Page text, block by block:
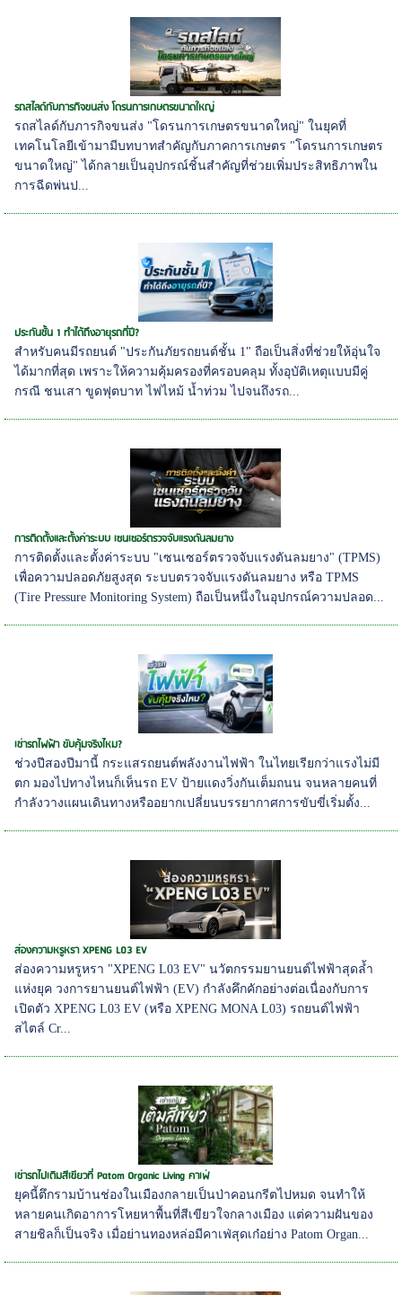
รถสไลด์กับภารกิจขนส่ง โดรนการเกษตรขนาดใหญ่
รถสไลด์กับภารกิจขนส่ง "โดรนการเกษตรขนาดใหญ่" ในยุคที่
เทคโนโลยีเข้ามามีบทบาทสำคัญกับภาคการเกษตร "โดรนการเกษตร
ขนาดใหญ่" ได้กลายเป็นอุปกรณ์ชิ้นสำคัญที่ช่วยเพิ่มประสิทธิภาพใน
การฉีดพ่นป...
ประกันชั้น 1 ทำได้ถึงอายุรถกี่ปี?
สำหรับคนมีรถยนต์ "ประกันภัยรถยนต์ชั้น 1" ถือเป็นสิ่งที่ช่วยให้อุ่นใจ
ได้มากที่สุด เพราะให้ความคุ้มครองที่ครอบคลุม ทั้งอุบัติเหตุแบบมีคู่
กรณี ชนเสา ขูดฟุตบาท ไฟไหม้ น้ำท่วม ไปจนถึงรถ...
การติดตั้งและตั้งค่าระบบ เซนเซอร์ตรวจจับแรงดันลมยาง
การติดตั้งและตั้งค่าระบบ "เซนเซอร์ตรวจจับแรงดันลมยาง" (TPMS)
เพื่อความปลอดภัยสูงสุด ระบบตรวจจับแรงดันลมยาง หรือ TPMS
(Tire Pressure Monitoring System) ถือเป็นหนึ่งในอุปกรณ์ความปลอด...
เช่ารถไฟฟ้า ขับคุ้มจริงไหม?
ช่วงปีสองปีมานี้ กระแสรถยนต์พลังงานไฟฟ้า ในไทยเรียกว่าแรงไม่มี
ตก มองไปทางไหนก็เห็นรถ EV ป้ายแดงวิ่งกันเต็มถนน จนหลายคนที่
กำลังวางแผนเดินทางหรืออยากเปลี่ยนบรรยากาศการขับขี่เริ่มตั้ง...
ส่องความหรูหรา XPENG L03 EV
ส่องความหรูหรา "XPENG L03 EV" นวัตกรรมยานยนต์ไฟฟ้าสุดล้ำ
แห่งยุค วงการยานยนต์ไฟฟ้า (EV) กำลังคึกคักอย่างต่อเนื่องกับการ
เปิดตัว XPENG L03 EV (หรือ XPENG MONA L03) รถยนต์ไฟฟ้า
สไตล์ Cr...
เช่ารถไปเติมสีเขียวที่ Patom Organic Living คาเฟ่
ยุคนี้ตึกรามบ้านช่องในเมืองกลายเป็นป่าคอนกรีตไปหมด จนทำให้
หลายคนเกิดอาการโหยหาพื้นที่สีเขียวใจกลางเมือง แต่ความฝันของ
สายชิลก็เป็นจริง เมื่อย่านทองหล่อมีคาเฟ่สุดเก๋อย่าง Patom Organ...